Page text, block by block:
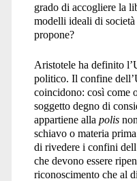
grado di accogliere la
modelli ideali di
propone?
Aristotele ha definito
politico. Il confine
coincidono: così come
soggetto degno di
appartiene alla polis
schiavo o materia
di rivedere i confini
che devono essere
riconoscimento che al